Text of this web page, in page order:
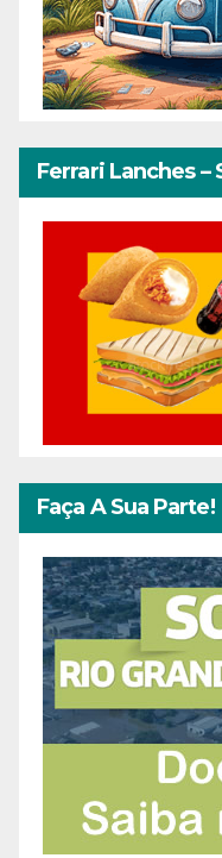
Ferrari Lanches –
Faça A Sua Parte!